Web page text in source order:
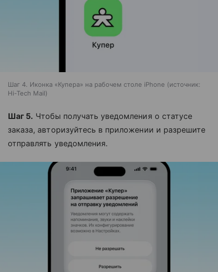
Шаг 4. Иконка «Купера» на рабочем столе iPhone
источник:
Hi-Tech Mail
Шаг 5. Чтобы получать уведомления о статусе
заказа, авторизуйтесь в приложении и разрешите
отправлять уведомления.